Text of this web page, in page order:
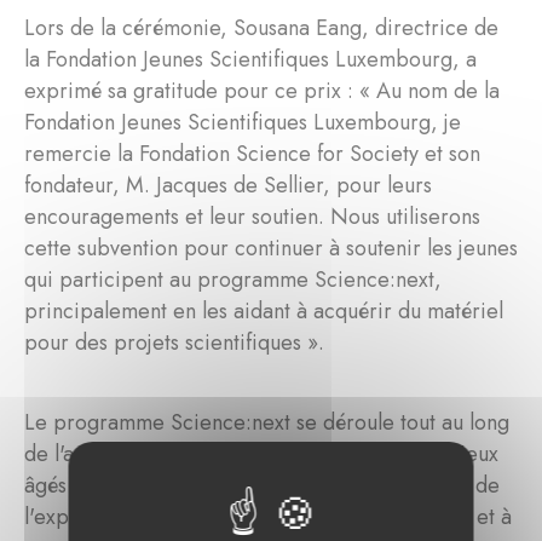
Lors de la cérémonie, Sousana Eang, directrice de
la Fondation Jeunes Scientifiques Luxembourg, a
exprimé sa gratitude pour ce prix : « Au nom de la
Fondation Jeunes Scientifiques Luxembourg, je
remercie la Fondation Science for Society et son
fondateur, M. Jacques de Sellier, pour leurs
encouragements et leur soutien. Nous utiliserons
cette subvention pour continuer à soutenir les jeunes
qui participent au programme Science:next,
principalement en les aidant à acquérir du matériel
pour des projets scientifiques ».
Le programme Science:next se déroule tout au long
de l'année scolaire et est ouvert aux jeunes curieux
âgés de 11 à 21 ans. Les participants acquièrent de
l'expérience grâce à des applications pratiques et à